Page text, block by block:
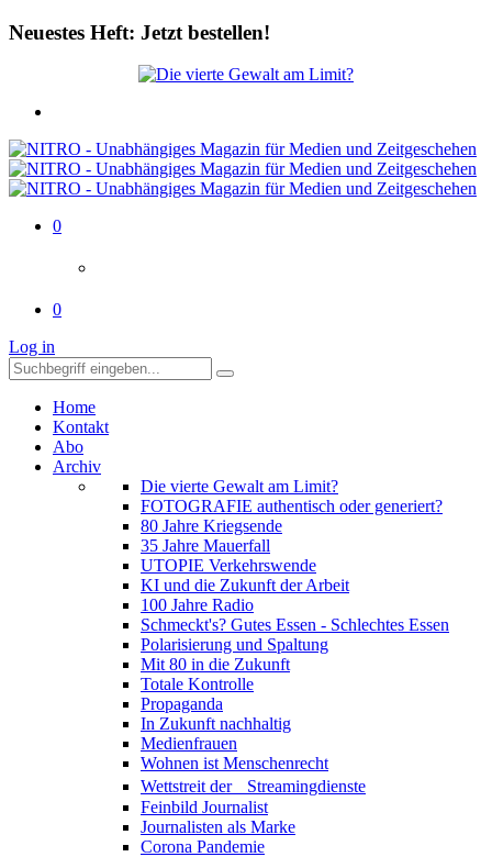
Neuestes Heft: Jetzt bestellen!
0
0
Log in
Home
Kontakt
Abo
Archiv
Die vierte Gewalt am Limit?
FOTOGRAFIE authentisch oder generiert?
80 Jahre Kriegsende
35 Jahre Mauerfall
UTOPIE Verkehrswende
KI und die Zukunft der Arbeit
100 Jahre Radio
Schmeckt's? Gutes Essen - Schlechtes Essen
Polarisierung und Spaltung
Mit 80 in die Zukunft
Totale Kontrolle
Propaganda
In Zukunft nachhaltig
Medienfrauen
Wohnen ist Menschenrecht
Wettstreit der Streamingdienste
Feinbild Journalist
Journalisten als Marke
Corona Pandemie